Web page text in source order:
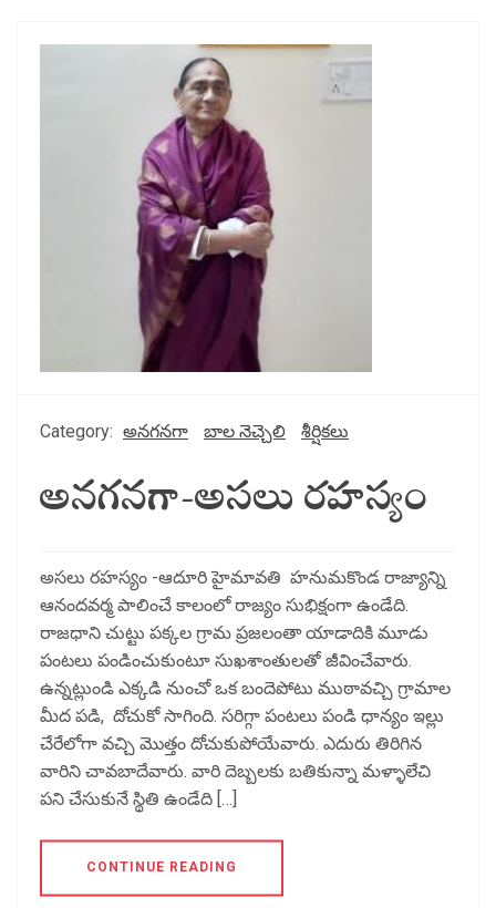
Category: అనగనగా బాల నెచ్చెలి శీర్షికలు
అనగనగా-అసలు రహస్యం
అసలు రహస్యం -ఆదూరి హైమావతి హనుమకొండ రాజ్యాన్ని
ఆనందవర్మ పాలించే కాలంలో రాజ్యం సుభిక్షంగా ఉండేది.
రాజధాని చుట్టు పక్కల గ్రామ ప్రజలంతా యాడాదికి మూడు
పంటలు పండించుకుంటూ సుఖశాంతులతో జీవించేవారు.
ఉన్నట్లుండి ఎక్కడి నుంచో ఒక బందెపోటు ముఠావచ్చి గ్రామాల
మీద పడి, దోచుకో సాగింది. సరిగ్గా పంటలు పండి ధాన్యం ఇల్లు
చేరేలోగా వచ్చి మొత్తం దోచుకుపోయేవారు. ఎదురు తిరిగిన
వారిని చావబాదేవారు. వారి దెబ్బలకు బతికున్నా మళ్ళాలేచి
పని చేసుకునే స్థితి ఉండేది […]
CONTINUE READING